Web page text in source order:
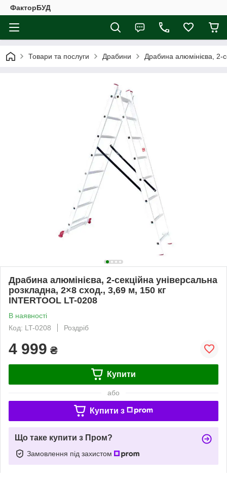
ФакторБУД
Товари та послуги Драбини Драбина алюмінієва,
Драбина алюмінієва, 2‑секційна універсальна
розкладна, 2×8 сход., 3,69 м, 150 кг
INTERTOOL LT-0208
В наявності
Код: LT-0208
Роздріб
4 999 ₴
Купити
або
Купити з
Що таке купити з Пром?
Замовлення під захистом